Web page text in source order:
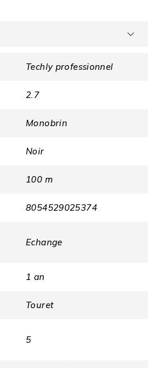
Techly professionnel
2.7
Monobrin
Noir
100 m
8054529025374
Echange
1 an
Touret
5